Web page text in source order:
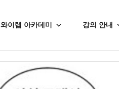
와이랩 아카데미 강의 안내